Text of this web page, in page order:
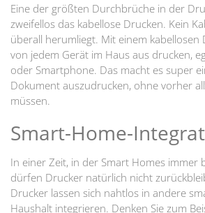
Eine der größten Durchbrüche in der
zweifellos das kabellose Drucken. Kein
überall herumliegt. Mit einem kabellosen
von jedem Gerät im Haus aus drucken,
oder Smartphone. Das macht es super
Dokument auszudrucken, ohne vorher
müssen.
Smart-Home-
In einer Zeit, in der Smart Homes immer
dürfen Drucker natürlich nicht
Drucker lassen sich nahtlos in andere
Haushalt integrieren. Denken Sie zum